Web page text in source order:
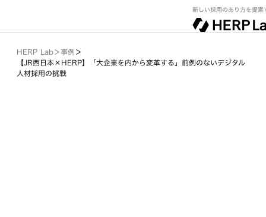
新しい採用のあり方を提案
HERP Lab＞事例＞
【JR西日本×HERP】「大企業を内から変革する」前例のないデジタル
人材採用の挑戦